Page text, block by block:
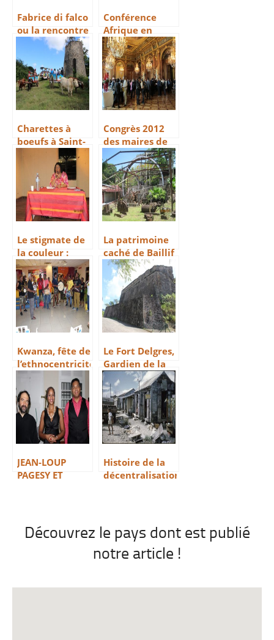
Fabrice di falco
ou la rencontre
des cultures
Conférence
Afrique en
marche
Charettes à
boeufs à Saint-
Congrès 2012
des maires de
l’Outre-Mer
Le stigmate de
la couleur :
conférence de
Patricia Braflan
Trobo
La patrimoine
caché de Baillif
Kwanza, fête de
l’ethnocentricité
Le Fort Delgres,
Gardien de la
Basse Terre
JEAN-LOUP
PAGESY ET
BASSE-TERRE
Histoire de la
décentralisation
Découvrez le pays dont est publié
notre article !